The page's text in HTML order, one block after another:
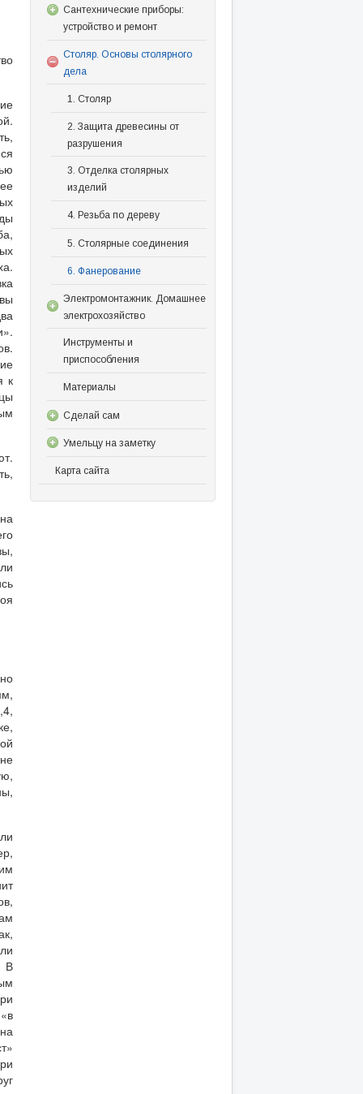
к
В
Сантехнические приборы:
устройство и ремонт
Столяр. Основы столярного
дела
1. Столяр
2. Защита древесины от
разрушения
3. Отделка столярных
изделий
4. Резьба по дереву
5. Столярные соединения
6. Фанерование
Электромонтажник. Домашнее
электрохозяйство
Инструменты и
приспособления
Материалы
Сделай сам
Умельцу на заметку
Карта сайта